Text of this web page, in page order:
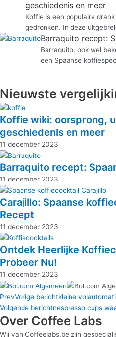
geschiedenis en meer
Koffie is een populaire
gedronken. In deze
Barraquito recept:
Barraquito, ook wel
een Spaanse
Nieuwste
Koffie wiki: oorsprong,
geschiedenis en meer
11 december 2023
Barraquito recept:
11 december 2023
Carajillo: Spaanse
Recept
11 december 2023
Ontdek Heerlijke
Probeer Nu!
11 december 2023
PrevVorige berichtkleine
Volgende berichtnespresso cups
Over Coffee Labs
Wij van Coffeelabs.be zijn